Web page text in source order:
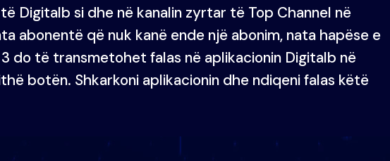
Digitalb si dhe në kanalin zyrtar të Top Channel në
abonentë që nuk kanë ende një abonim, nata hapëse e
do të transmetohet falas në aplikacionin Digitalb në
botën. Shkarkoni aplikacionin dhe ndiqeni falas këtë